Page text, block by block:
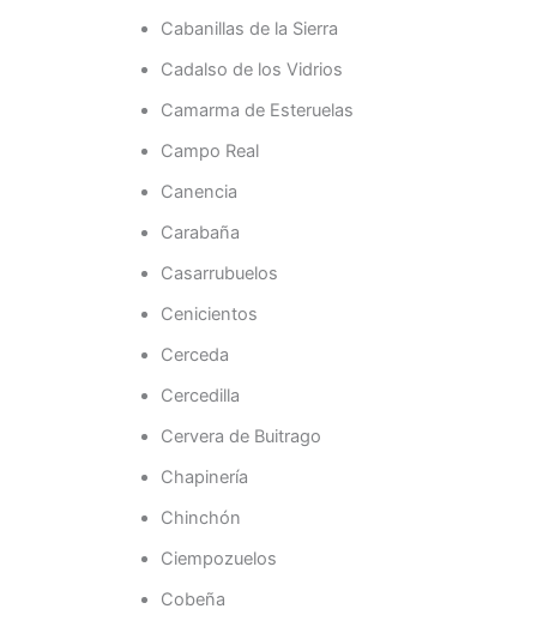
Cabanillas de la Sierra
Cadalso de los Vidrios
Camarma de Esteruelas
Campo Real
Canencia
Carabaña
Casarrubuelos
Cenicientos
Cerceda
Cercedilla
Cervera de Buitrago
Chapinería
Chinchón
Ciempozuelos
Cobeña